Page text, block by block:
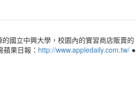
國立中興大學，校園內的實習商店販賣的
果日報： http://www.appledaily.com.tw/ ●